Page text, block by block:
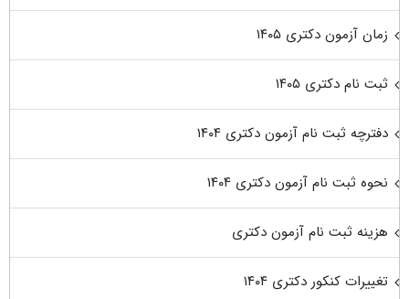
زمان آزمون دکتری ۱۴۰۵
ثبت نام دکتری ۱۴۰۵
دفترچه ثبت نام آزمون دکتری ۱۴۰۴
نحوه ثبت نام آزمون دکتری ۱۴۰۴
هزینه ثبت نام آزمون دکتری
تغییرات کنکور دکتری ۱۴۰۴